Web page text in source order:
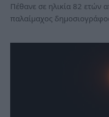
Πέθανε σε ηλικία 82 ετών
παλαίμαχος